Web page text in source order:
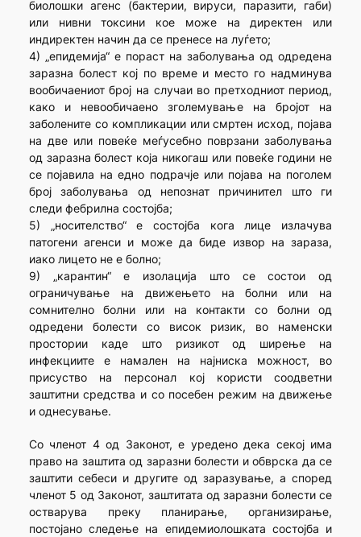
биолошки агенс (бактерии, вируси, паразити, габи)
или нивни токсини кое може на директен или
индиректен начин да се пренесе на луѓето;
4) „епидемија“ е пораст на заболувања од одредена
заразна болест кој по време и место го надминува
вообичаениот број на случаи во претходниот период,
како и невообичаено зголемување на бројот на
заболените со компликации или смртен исход, појава
на две или повеќе меѓусебно поврзани заболувања
од заразна болест која никогаш или повеќе години не
се појавила на едно подрачје или појава на поголем
број заболувања од непознат причинител што ги
следи фебрилна состојба;
5) „носителство“ е состојба кога лице излачува
патогени агенси и може да биде извор на зараза,
иако лицето не е болно;
9) „карантин“ е изолација што се состои од
ограничување на движењето на болни или на
сомнително болни или на контакти со болни од
одредени болести со висок ризик, во наменски
простории каде што ризикот од ширење на
инфекциите е намален на најниска можност, во
присуство на персонал кој користи соодветни
заштитни средства и со посебен режим на движење
и однесување.
Со членот 4 од Законот, е уредено дека секој има
право на заштита од заразни болести и обврска да се
заштити себеси и другите од заразување, а според
членот 5 од Законот, заштитата од заразни болести се
остварува преку планирање, организирање,
постојано следење на епидемиолошката состојба и